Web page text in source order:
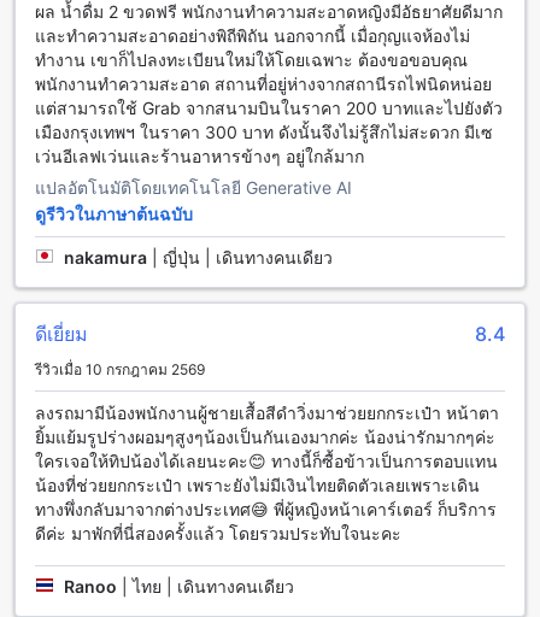
สุวรรณภูมิ โอเรียนตัล รีสอร์ต มีความสะดวกสบายที่น่าทึ่งที่จะ
ทำให้คุณรู้สึกประทับใจตลอดการเข้าพักของคุณ โรงแรมมีบริการ
ห้องอาหารและบาร์ที่เปิด 24 ชั่วโมง เพื่อให้คุณสามารถสั่งอาหาร
และเครื่องดื่มได้ตลอดเวลา นอกจากนี้ยังมีบริการซักรีดและ
บริการที่ต้องการอื่น ๆ เช่น บริการเก็บกระเป๋า และร้านสะดวกซื้อ
ซึ่งจะทำให้คุณมีความสะดวกสบายในการเข้าพัก
สุวรรณภูมิ โอเรียนตัล รีสอร์ต: สิ่งอำนวยความสะดวกในการเดิน
ทาง
สุวรรณภูมิ โอเรียนตัล รีสอร์ต เป็นโรงแรมที่มีสิ่งอำนวยความ
สะดวกในการเดินทางที่มีคุณภาพสูง โรงแรมมีบริการรถรับส่ง
สนามบินซึ่งจะทำให้คุณสะดวกในการเดินทางมาถึงโรงแรม
นอกจากนี้ยังมีบริการทัวร์เพื่อให้คุณได้สัมผัสประสบการณ์ท่อง
เที่ยวที่น่าตื่นเต้น และหากคุณมีรถส่วนตัว โรงแรมยังมีที่จอดรถ
สำหรับคุณความสะดวกในการเดินทางด้วยรถส่วนตัว นอกจากนี้
ยังมีบริการแท็กซี่ภายในโรงแรมเพื่อให้คุณสามารถเดินทางไปยัง
สถานที่ต่างๆได้อย่างสะดวกสบาย นอกจากนี้ยังมีบริการจำหน่าย
ตั๋วที่ให้บริการที่โรงแรม โดยค่าบริการจะมีการเรียกเก็บค่าจอดรถ
สุวรรณภูมิ โอเรียนตัล รีสอร์ต: สิ่งอำนวยความสะดวกในการรับ
ประทานอาหาร
สุวรรณภูมิ โอเรียนตัล รีสอร์ต เสนอสิ่งอำนวยความสะดวกในการ
ผล น้ำดื่ม 2 ขวดฟรี พนักงานทำความสะอาดหญิงมีอัธยาศัยดีมาก
และทำความสะอาดอย่างพิถีพิถัน นอกจากนี้ เมื่อกุญแจห้องไม่
ทำงาน เขาก็ไปลงทะเบียนใหม่ให้โดยเฉพาะ ต้องขอขอบคุณ
พนักงานทำความสะอาด สถานที่อยู่ห่างจากสถานีรถไฟนิดหน่อย
แต่สามารถใช้ Grab จากสนามบินในราคา 200 บาทและไปยังตัว
เมืองกรุงเทพฯ ในราคา 300 บาท ดังนั้นจึงไม่รู้สึกไม่สะดวก มีเซ
เว่นอีเลฟเว่นและร้านอาหารข้างๆ อยู่ใกล้มาก
แปลอัตโนมัติโดยเทคโนโลยี Generative AI
ดูรีวิวในภาษาต้นฉบับ
nakamura ญี่ปุ่น | เดินทางคนเดียว
ดีเยี่ยม 8.4
รีวิวเมื่อ 10 กรกฎาคม 2569
ลงรถมามีน้องพนักงานผู้ชายเสื้อสีดำวิ่งมาช่วยยกกระเป๋า หน้าตา
ยิ้มแย้มรูปร่างผอมๆสูงๆน้องเป็นกันเองมากค่ะ น้องน่ารักมากๆค่ะ
ใครเจอให้ทิปน้องได้เลยนะคะ😊 ทางนี้ก็ซื้อข้าวเป็นการตอบแทน
น้องที่ช่วยยกกระเป๋า เพราะยังไม่มีเงินไทยติดตัวเลยเพราะเดิน
ทางพึ่งกลับมาจากต่างประเทศ😅 พี่ผู้หญิงหน้าเคาร์เตอร์ ก็บริการ
ดีค่ะ มาพักที่นี่สองครั้งแล้ว โดยรวมประทับใจนะคะ
Ranoo |ไทย | เดินทางคนเดียว